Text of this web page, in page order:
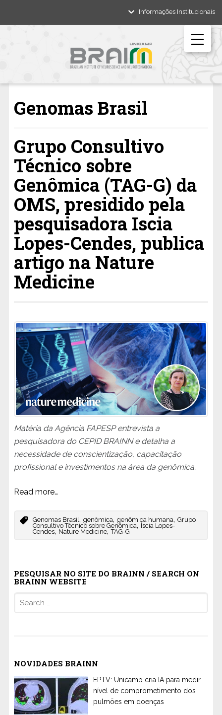
Informações Institucionais
Genomas Brasil
Grupo Consultivo
Técnico sobre
Genômica (TAG-G) da
OMS, presidido pela
pesquisadora Iscia
Lopes-Cendes, publica
artigo na Nature
Medicine
Matéria da Agência FAPESP entrevista a
pesquisadora do CEPID BRAINN e detalha a
necessidade de conscientização, capacitação
profissional e investimentos na área da genômica.
Read more…
Genomas Brasil genômica genômica humana Grupo
Consultivo Técnico sobre Genômica, Íscia Lopes-
Cendes, Nature Medicine, TAG-G
PESQUISAR NO SITE DO BRAINN / SEARCH ON
BRAINN WEBSITE
for:
NOVIDADES BRAINN
EPTV: Unicamp cria IA para medir
nível de comprometimento dos
pulmões em doenças